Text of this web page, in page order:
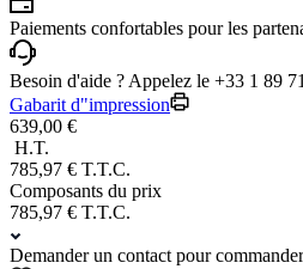
Paiements confortables pour les
Besoin d'aide ? Appelez le +33 1 89
Gabarit d"impression
639,00 €
H.T.
785,97 € T.T.C.
Composants du prix
785,97 € T.T.C.
Demander un contact pour commander